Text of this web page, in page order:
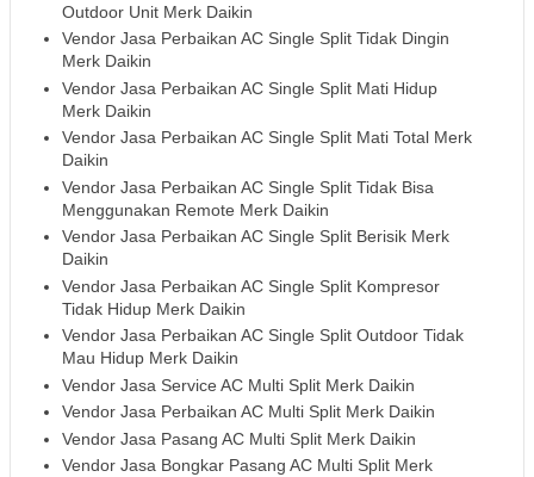
Outdoor Unit Merk Daikin
Vendor Jasa Perbaikan AC Single Split Tidak Dingin
Merk Daikin
Vendor Jasa Perbaikan AC Single Split Mati Hidup
Merk Daikin
Vendor Jasa Perbaikan AC Single Split Mati Total Merk
Daikin
Vendor Jasa Perbaikan AC Single Split Tidak Bisa
Menggunakan Remote Merk Daikin
Vendor Jasa Perbaikan AC Single Split Berisik Merk
Daikin
Vendor Jasa Perbaikan AC Single Split Kompresor
Tidak Hidup Merk Daikin
Vendor Jasa Perbaikan AC Single Split Outdoor Tidak
Mau Hidup Merk Daikin
Vendor Jasa Service AC Multi Split Merk Daikin
Vendor Jasa Perbaikan AC Multi Split Merk Daikin
Vendor Jasa Pasang AC Multi Split Merk Daikin
Vendor Jasa Bongkar Pasang AC Multi Split Merk